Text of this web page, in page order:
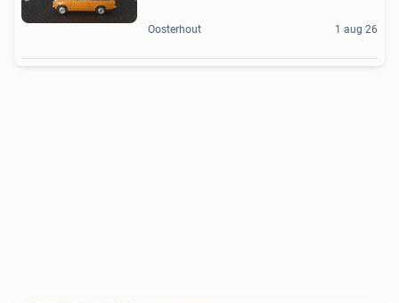
Oosterhout 1 aug 26